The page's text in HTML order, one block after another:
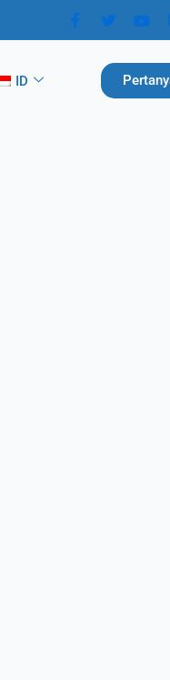
ID